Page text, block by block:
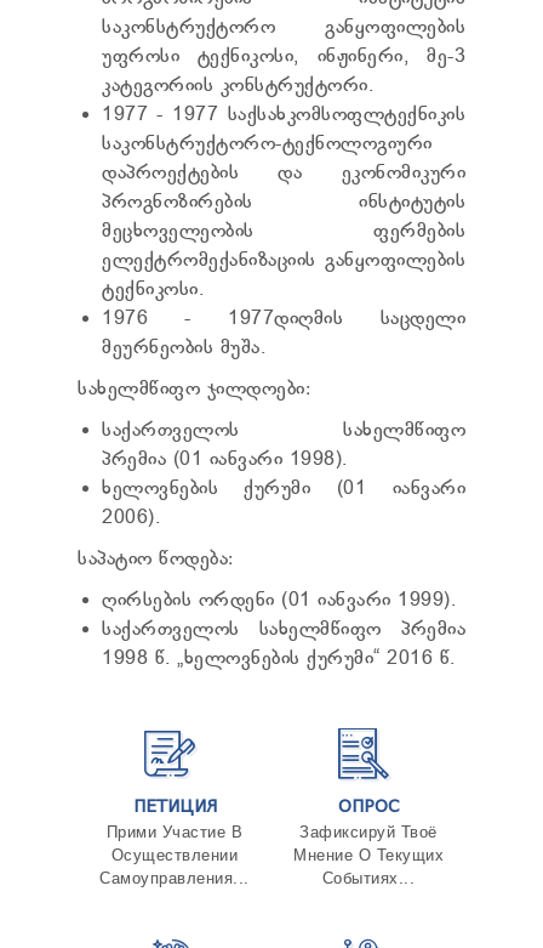
საკონსტრუქტორო განყოფილების
უფროსი ტექნიკოსი, ინჟინერი, მე-3
კატეგორიის კონსტრუქტორი.
1977 - 1977 საქსახკომსოფლტექნიკის
საკონსტრუქტორო-ტექნოლოგიური
დაპროექტების და ეკონომიკური
პროგნოზირების ინსტიტუტის
მეცხოველეობის ფერმების
ელექტრომექანიზაციის განყოფილების
ტექნიკოსი.
1976 - 1977დიღმის საცდელი
მეურნეობის მუშა.
სახელმწიფო ჯილდოები:
საქართველოს სახელმწიფო
პრემია (01 იანვარი 1998).
ხელოვნების ქურუმი (01 იანვარი
2006).
საპატიო წოდება:
ღირსების ორდენი (01 იანვარი 1999).
საქართველოს სახელმწიფო პრემია
1998 წ. „ხელოვნების ქურუმი“ 2016 წ.
ПЕТИЦИЯ
Прими Участие В
Осуществлении
Самоуправления...
ОПРОС
Зафиксируй Твоё
Мнение О Текущих
Событиях...